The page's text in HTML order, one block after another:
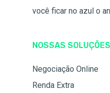
você ficar no azul o
NOSSAS SOLUÇÕES
Negociação Online
Renda Extra